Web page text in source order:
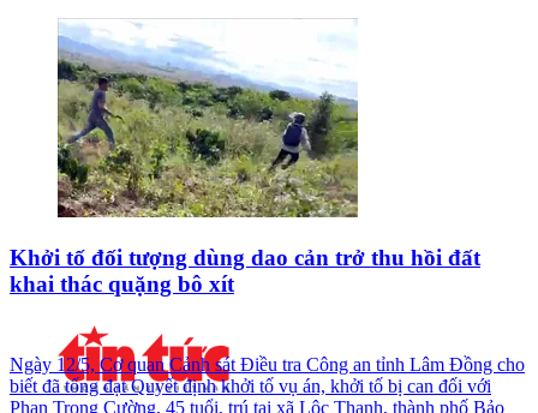
Khởi tố đối tượng dùng dao cản trở thu hồi đất
khai thác quặng bô xít
Ngày 12/5, Cơ quan Cảnh sát Điều tra Công an tỉnh Lâm Đồng cho
biết đã tống đạt Quyết định khởi tố vụ án, khởi tố bị can đối với
Phan Trọng Cường, 45 tuổi, trú tại xã Lộc Thanh, thành phố Bảo